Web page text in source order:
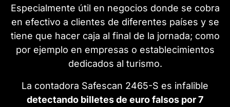
Especialmente útil en negocios donde se cobra
en efectivo a clientes de diferentes países y se
tiene que hacer caja al final de la jornada; como
por ejemplo en empresas o establecimientos
dedicados al turismo.
La contadora Safescan 2465-S es infalible
detectando billetes de euro falsos por 7